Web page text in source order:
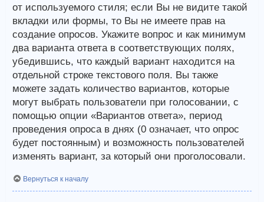
от используемого стиля; если Вы не видите такой
вкладки или формы, то Вы не имеете прав на
создание опросов. Укажите вопрос и как минимум
два варианта ответа в соответствующих полях,
убедившись, что каждый вариант находится на
отдельной строке текстового поля. Вы также
можете задать количество вариантов, которые
могут выбрать пользователи при голосовании, с
помощью опции «Вариантов ответа», период
проведения опроса в днях (0 означает, что опрос
будет постоянным) и возможность пользователей
изменять вариант, за который они проголосовали.
Вернуться к началу